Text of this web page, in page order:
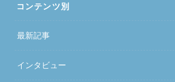
コンテンツ別
最新記事
インタビュー